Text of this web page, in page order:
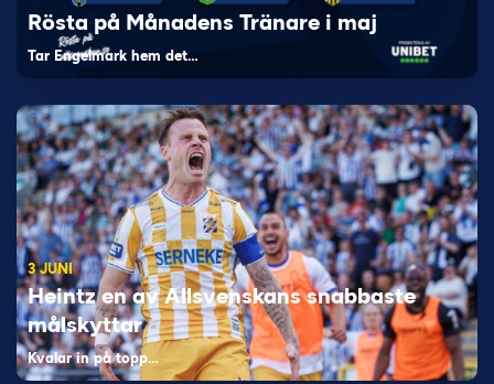
Rösta på Månadens Tränare i maj
Tar Engelmark hem det…
3 JUNI
Heintz en av Allsvenskans snabbaste
målskyttar
Kvalar in på topp…